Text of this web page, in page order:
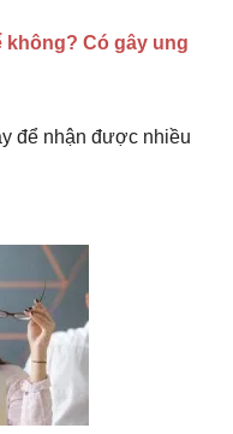
không? Có gây ung
để nhận được nhiều